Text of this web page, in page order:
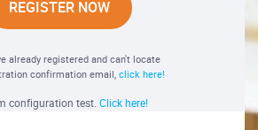
REGISTER NOW
already registered and can't locate
confirmation email, click here!
configuration test. Click here!